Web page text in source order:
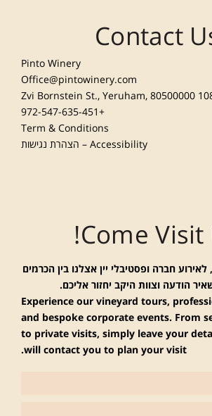
Come Visit
לאירוע חברה ופסטיבלי יין אצלנו בין הכרמים
הודעה וצוות היקב יחזור אליכם.
Experience our vineyard tours,
and bespoke corporate events. From
to private visits, simply leave your
will contact you to plan your visit.
Contact
Pinto Winery
Office@pintowinery.com
108 Zvi Bornstein St.,
+972-547-635-451
Term & Conditions
Accessibility – הצהרת נגישות